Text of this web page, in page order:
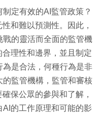
定有效的AI監管政策？
和難以預測性。因此，
的靈活而全面的監管機
理性和邊界，並且制定
是合法，何種行為是非
監管機構，監管和審核
保公眾的參與和了解，
的工作原理和可能的影